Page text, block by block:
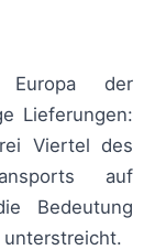
Europa der
Lieferungen:
Viertel des
auf
Bedeutung
unterstreicht.